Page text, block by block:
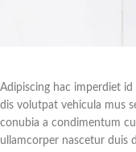
Adipiscing hac imperdiet
dis volutpat vehicula mus
conubia a condimentum
ullamcorper nascetur duis